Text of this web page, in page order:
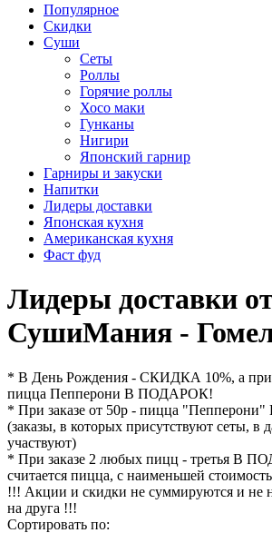
Популярное
Скидки
Суши
Сеты
Роллы
Горячие роллы
Хосо маки
Гунканы
Нигири
Японский гарнир
Гарниры и закуски
Напитки
Лидеры доставки
Японская кухня
Американская кухня
Фаст фуд
Лидеры доставки
СушиМания -
* В День Рождения - СКИДКА 10%, а при
пицца Пепперони В ПОДАРОК!
* При заказе от 50р - пицца
(заказы, в которых присутствуют сеты, в
участвуют)
* При заказе 2 любых пицц - третья В
считается пицца, с наименьшей
!!! Акции и скидки не суммируются и не
на друга !!!
Сортировать по: